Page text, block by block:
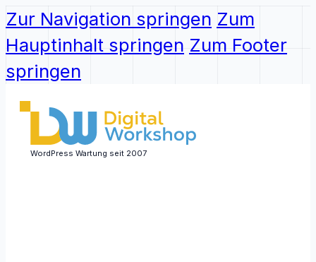
Zur Navigation springen Zum
Hauptinhalt springen Zum Footer
springen
WordPress Wartung seit 2007